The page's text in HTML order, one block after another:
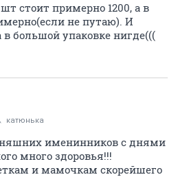
стоит примерно 1200, а в
не путаю). И
большой упаковке нигде(((
катюнька
именинников с днями
много здоровья!!!
и мамочкам скорейшего